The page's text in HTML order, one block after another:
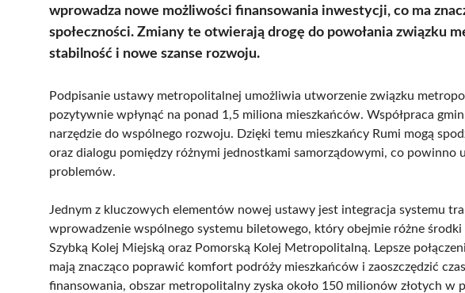
wprowadza nowe możliwości finansowania inwestycji, co ma
społeczności. Zmiany te otwierają drogę do powołania związku
stabilność i nowe szanse rozwoju.
Podpisanie ustawy metropolitalnej umożliwia utworzenie związku
pozytywnie wpłynąć na ponad 1,5 miliona mieszkańców. Współpraca
narzędzie do wspólnego rozwoju. Dzięki temu mieszkańcy Rumi mogą
oraz dialogu pomiędzy różnymi jednostkami samorządowymi, co powinno
problemów.
Jednym z kluczowych elementów nowej ustawy jest integracja systemu
wprowadzenie wspólnego systemu biletowego, który obejmie różne
Szybką Kolej Miejską oraz Pomorską Kolej Metropolitalną. Lepsze
mają znacząco poprawić komfort podróży mieszkańców i zaoszczędzić
finansowania, obszar metropolitalny zyska około 150 milionów złotych w